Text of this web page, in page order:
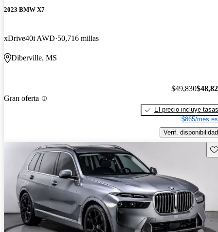
2023 BMW X7
xDrive40i AWD 50,716 millas
Diberville, MS
Gran oferta
$49,830
El precio incluye tasas
$865/mes
Verif. disponibilidad